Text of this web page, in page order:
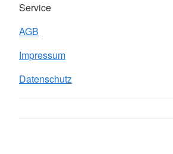
Service
AGB
Impressum
Datenschutz